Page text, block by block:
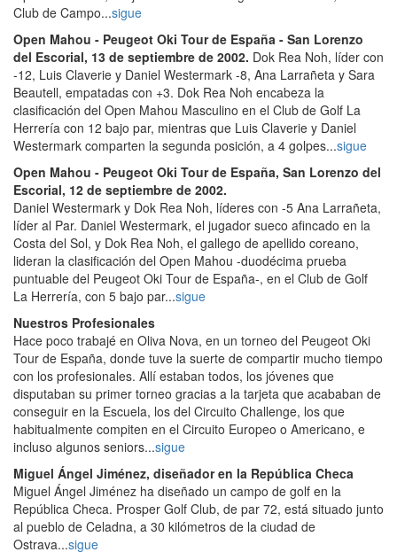
Club de Campo...sigue
Open Mahou - Peugeot Oki Tour de España - San Lorenzo
del Escorial, 13 de septiembre de 2002. Dok Rea Noh, líder con
-12, Luis Claverie y Daniel Westermark -8, Ana Larrañeta y Sara
Beautell, empatadas con +3. Dok Rea Noh encabeza la
clasificación del Open Mahou Masculino en el Club de Golf La
Herrería con 12 bajo par, mientras que Luis Claverie y Daniel
Westermark comparten la segunda posición, a 4 golpes...sigue
Open Mahou - Peugeot Oki Tour de España, San Lorenzo del
Escorial, 12 de septiembre de 2002.
Daniel Westermark y Dok Rea Noh, líderes con -5 Ana Larrañeta,
líder al Par. Daniel Westermark, el jugador sueco afincado en la
Costa del Sol, y Dok Rea Noh, el gallego de apellido coreano,
lideran la clasificación del Open Mahou -duodécima prueba
puntuable del Peugeot Oki Tour de España-, en el Club de Golf
La Herrería, con 5 bajo par...sigue
Nuestros Profesionales
Hace poco trabajé en Oliva Nova, en un torneo del Peugeot Oki
Tour de España, donde tuve la suerte de compartir mucho tiempo
con los profesionales. Allí estaban todos, los jóvenes que
disputaban su primer torneo gracias a la tarjeta que acababan de
conseguir en la Escuela, los del Circuito Challenge, los que
habitualmente compiten en el Circuito Europeo o Americano, e
incluso algunos seniors...sigue
Miguel Ángel Jiménez, diseñador en la República Checa
Miguel Ángel Jiménez ha diseñado un campo de golf en la
República Checa. Prosper Golf Club, de par 72, está situado junto
al pueblo de Celadna, a 30 kilómetros de la ciudad de
Ostrava...sigue